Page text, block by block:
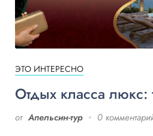
ЭТО ИНТЕРЕСНО
Отдых класса люкс:
от Апельсин-тур 0